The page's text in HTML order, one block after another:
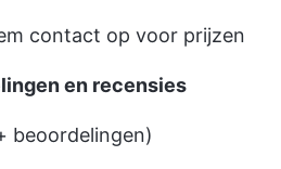
contact op voor prijzen
en recensies
beoordelingen)